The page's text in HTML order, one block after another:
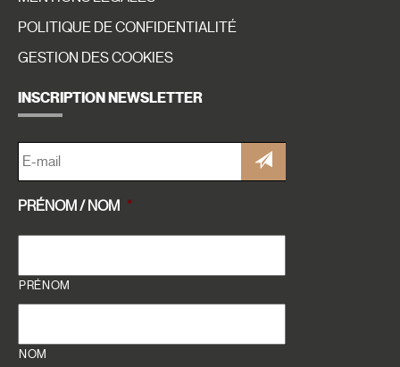
POLITIQUE DE CONFIDENTIALITÉ
GESTION DES COOKIES
INSCRIPTION NEWSLETTER
E-
MAIL *
PRÉNOM / NOM *
PRÉNOM
NOM